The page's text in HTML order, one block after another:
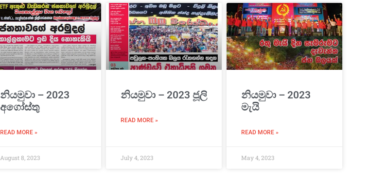
නියමුවා – 2023
අගෝස්තු
READ MORE »
August 8, 2023
නියමුවා – 2023 ජූලි
READ MORE »
July 4, 2023
නියමුවා – 2023
මැයි
READ MORE »
May 4, 2023